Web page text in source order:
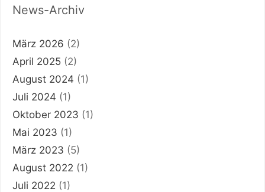
News-Archiv
März 2026 (2)
April 2025 (2)
August 2024 (1)
Juli 2024 (1)
Oktober 2023 (1)
Mai 2023 (1)
März 2023 (5)
August 2022 (1)
Juli 2022 (1)